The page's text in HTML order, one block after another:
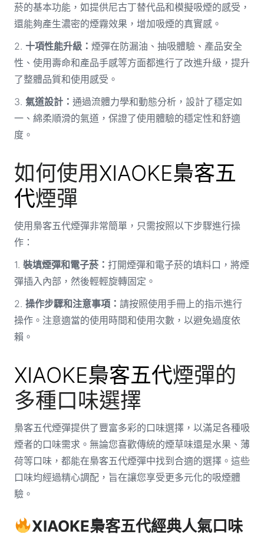
菸的基本功能，如提供尼古丁替代品和模擬吸煙的感受，
還能夠產生濃密的煙霧效果，增加吸煙的真實感。
2. 十項性能升級： 煙彈在防漏油、抽吸體驗、產品安全
性、使用壽命和產品手感等方面都進行了改進升級，提升
了整體品質和使用感受。
3. 氣道設計： 通過流體力學和動態分析，設計了穩定如
一、綿柔順滑的氣道，保證了使用體驗的穩定性和舒適
度。
如何使用XIAOKE梟客五
代煙彈
使用梟客五代煙彈非常簡單，只需按照以下步驟進行操
作：
1. 裝填煙彈和電子菸： 打開煙彈和電子菸的填料口，將煙
彈插入內部，然後輕輕旋轉固定。
2. 操作步驟和注意事項： 請按照使用手冊上的指示進行
操作。注意適當的使用時間和使用次數，以避免過度依
賴。
XIAOKE梟客五代煙彈的
多種口味選擇
梟客五代煙彈提供了豐富多彩的口味選擇，以滿足各種吸
煙者的口味需求。無論您喜歡傳統的煙草味還是水果、薄
荷等口味，都能在梟客五代煙彈中找到合適的選擇。這些
口味均經過精心調配，旨在讓您享受更多元化的吸煙體
驗。
XIAOKE梟客五代經典人氣口味